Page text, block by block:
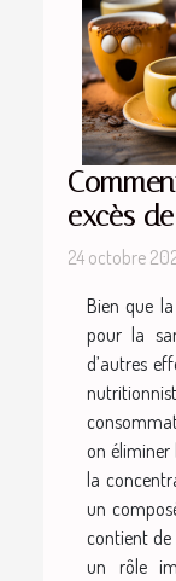
excès
24 octobre
Bien que
pour la
d’autres
on éliminer
la
un
contient de
un rôle